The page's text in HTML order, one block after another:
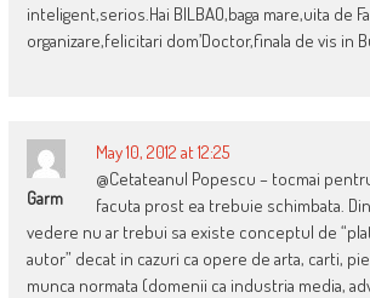
inteligent,serios.Hai BILBAO,baga mare,uita de
organizare,felicitari dom’Doctor,finala de vis in
Garm
May 10, 2012 at 12:25
@Cetateanul Popescu – tocmai
facuta prost ea trebuie schimbata.
vedere nu ar trebui sa existe conceptul de
autor” decat in cazuri ca opere de arta, carti,
munca normata (domenii ca industria media,